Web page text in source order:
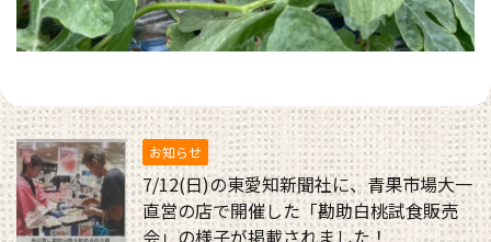
お知らせ
7/12(日)の東愛知新聞社に、青果市場大一
直営の店で開催した「勘助白桃試食販売
会」の様子が掲載されました！